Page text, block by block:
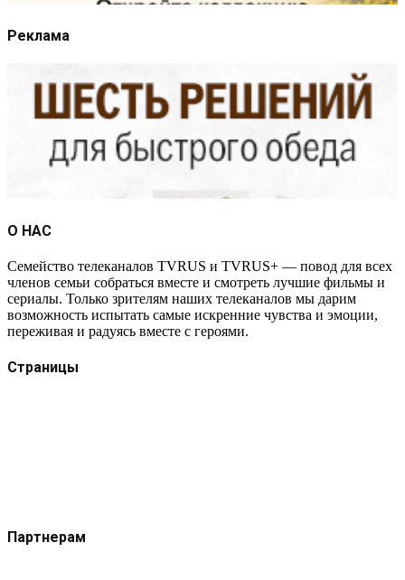
Реклама
О НАС
Семейство телеканалов TVRUS и TVRUS+ — повод для всех
членов семьи собраться вместе и смотреть лучшие фильмы и
сериалы. Только зрителям наших телеканалов мы дарим
возможность испытать самые искренние чувства и эмоции,
переживая и радуясь вместе с героями.
Страницы
Партнерам